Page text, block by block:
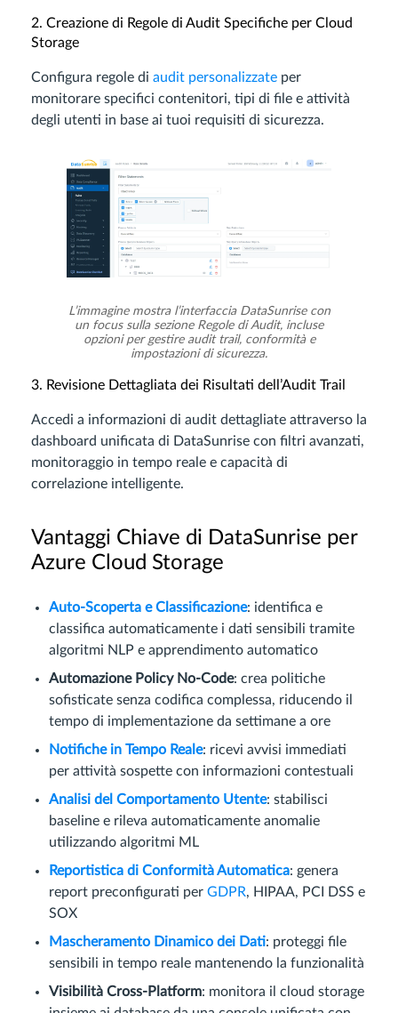
2. Creazione di Regole di Audit Specifiche per Cloud
Storage
Configura regole di audit personalizzate per
monitorare specifici contenitori, tipi di file e attività
degli utenti in base ai tuoi requisiti di sicurezza.
L’immagine mostra l’interfaccia DataSunrise con
un focus sulla sezione Regole di Audit, incluse
opzioni per gestire audit trail, conformità e
impostazioni di sicurezza.
3. Revisione Dettagliata dei Risultati dell’Audit Trail
Accedi a informazioni di audit dettagliate attraverso la
dashboard unificata di DataSunrise con filtri avanzati,
monitoraggio in tempo reale e capacità di
correlazione intelligente.
Vantaggi Chiave di DataSunrise per
Azure Cloud Storage
Auto-Scoperta e Classificazione: identifica e
classifica automaticamente i dati sensibili tramite
algoritmi NLP e apprendimento automatico
Automazione Policy No-Code: crea politiche
sofisticate senza codifica complessa, riducendo il
tempo di implementazione da settimane a ore
Notifiche in Tempo Reale: ricevi avvisi immediati
per attività sospette con informazioni contestuali
Analisi del Comportamento Utente: stabilisci
baseline e rileva automaticamente anomalie
utilizzando algoritmi ML
Reportistica di Conformità Automatica: genera
report preconfigurati per GDPR, HIPAA, PCI DSS e
SOX
Mascheramento Dinamico dei Dati: proteggi file
sensibili in tempo reale mantenendo la funzionalità
Visibilità Cross-Platform: monitora il cloud storage